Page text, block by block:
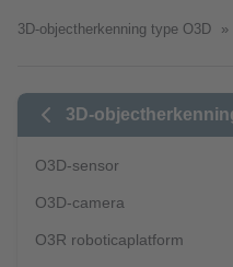
3D-objectherkenning type O3D
3D-
O3D-sensor
O3D-camera
O3R roboticaplatform